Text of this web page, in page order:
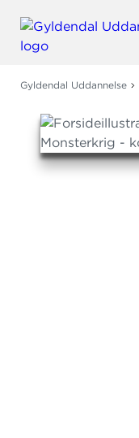
Gyldendal Uddannelse